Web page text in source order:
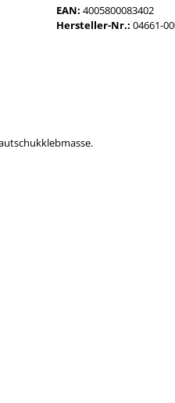
EAN: 4005800083402
Hersteller-Nr.: 04661-